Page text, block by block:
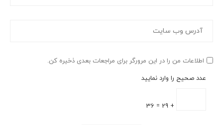
اطلاعات من را در این مرورگر برای مراجعات بعدی ذخیره کن.
عدد صحیح را وارد نمایید
+ 29 = 36